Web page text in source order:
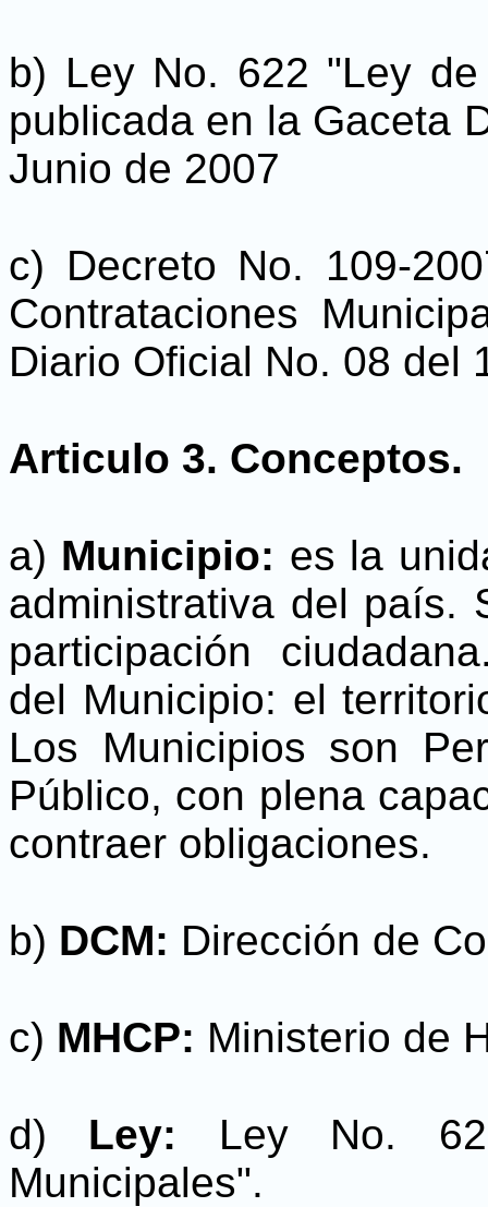
b) Ley No. 622 "Ley de
publicada en la Gaceta
Junio de 2007
c) Decreto No. 109-
Contrataciones
Diario Oficial No. 08 del
Articulo 3. Conceptos.
a) Municipio: es la
administrativa del país.
participación
del Municipio: el
Los Municipios son
Público, con plena
contraer obligaciones.
b) DCM: Dirección de
c) MHCP: Ministerio de
d) Ley: Ley No.
Municipales".